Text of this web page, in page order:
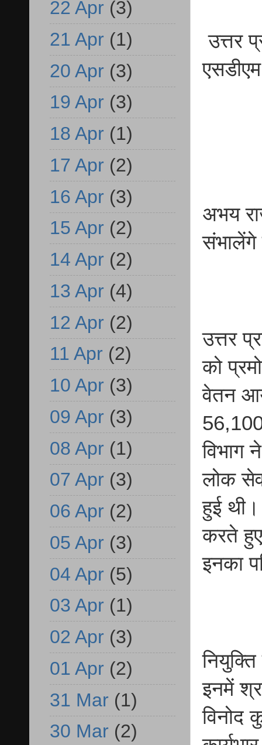
उत्तर
अभय
संभालेंगे
उत्तर
को
वेतन
विभाग
लोक
हुई थी।
करते
इनका
इनमें
विनोद
22 Apr (3)
21 Apr (1)
20 Apr (3)
19 Apr (3)
18 Apr (1)
17 Apr (2)
16 Apr (3)
15 Apr (2)
14 Apr (2)
13 Apr (4)
12 Apr (2)
11 Apr (2)
10 Apr (3)
09 Apr (3)
08 Apr (1)
07 Apr (3)
06 Apr (2)
05 Apr (3)
04 Apr (5)
03 Apr (1)
02 Apr (3)
01 Apr (2)
31 Mar (1)
30 Mar (2)